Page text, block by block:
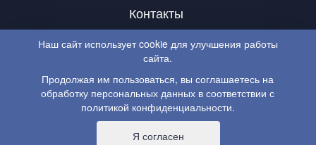
Контакты
8 (916) 907-67-67
8 (499) 707-40-37
© 2016 - 2026 Все права защищены. Информация на
сайте не является публичной офертой.
Наш сайт использует cookie для улучшения работы
сайта.
Продолжая им пользоваться, вы соглашаетесь на
обработку персональных данных в соответствии с
политикой конфиденциальности.
Я согласен